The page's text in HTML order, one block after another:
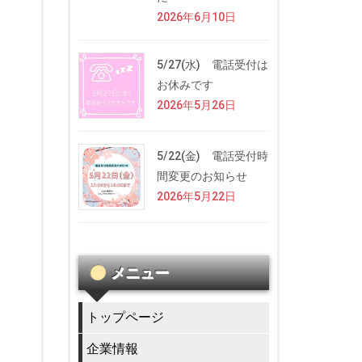
2026年6月10日
5/27(水) 電話受付は
お休みです
2026年5月26日
5/22(金) 電話受付時
間変更のお知らせ
2026年5月22日
メニュー
トップページ
企業情報